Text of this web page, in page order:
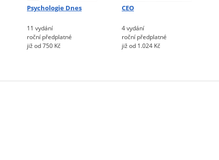
Psychologie Dnes
11 vydání
roční předplatné
již od 750 Kč
CEO
4 vydání
roční předplatné
již od 1.024 Kč